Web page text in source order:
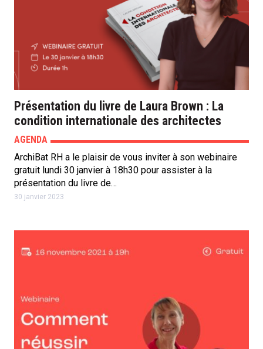
Présentation du livre de Laura Brown : La
condition internationale des architectes
AGENDA
ArchiBat RH a le plaisir de vous inviter à son webinaire
gratuit lundi 30 janvier à 18h30 pour assister à la
présentation du livre de…
30 janvier 2023